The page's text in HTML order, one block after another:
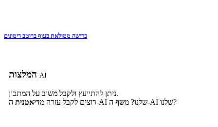
כרישה ממולאת בעוף ברוטב רימונים
AI
ניתן להתייעץ ולקבל משוב על המתכון.
רוצים לקבל עזרה מדיאטנית ה-AI שלנו? משף ה-AI שלנו?